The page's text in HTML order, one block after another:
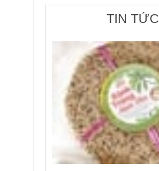
TIN TỨC